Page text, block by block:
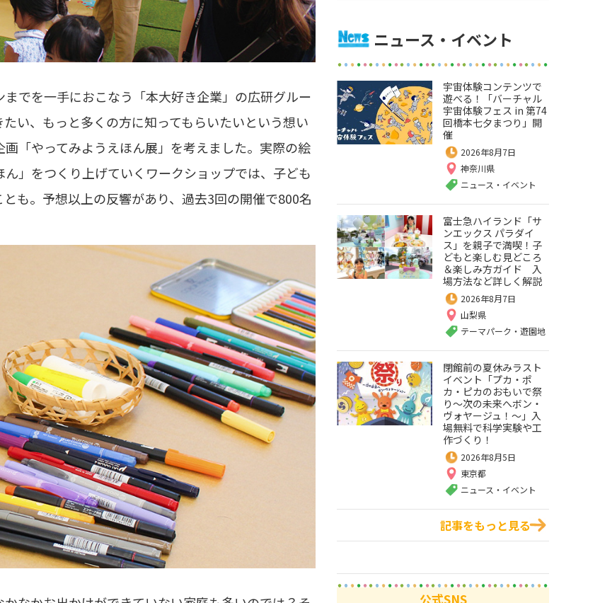
でを一手におこなう「本大好き企業」の広研グルー
い、もっと多くの方に知ってもらいたいという想い
「やってみようえほん展」を考えました。実際の絵
」をつくり上げていくワークショップでは、子ども
も。予想以上の反響があり、過去3回の開催で800名
ニュース・イベント
宇宙体験コンテンツで
遊べる！「バーチャル
宇宙体験フェス in 第74
回橋本七夕まつり」開
催
2026年8月7日
神奈川県
ニュース・イベント
富士急ハイランド「サ
ンエックス パラダイ
ス」を親子で満喫！子
どもと楽しむ見どころ
＆楽しみ方ガイド 入
場方法など詳しく解説
2026年8月7日
山梨県
テーマパーク・遊園地
閉館前の夏休みラスト
イベント「プカ・ポ
カ・ピカのおもいで祭
り～次の未来へボン・
ヴォヤージュ！～」入
場無料で科学実験や工
作づくり！
2026年8月5日
東京都
ニュース・イベント
記事をもっと見る
公式SNS